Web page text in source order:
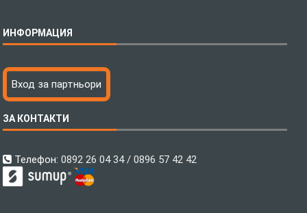
Бебешки спални комплекти
Тениски с пълноцветен печат
Хавлиени кърпи
Пончо за водни спортове
Микрофибърни Велурени Кърпи
Детски пончота
Тениски
ИНФОРМАЦИЯ
Технология на печатане
Файлове за печат
Как да поръчам?
С какво сме различни?
Контакти
Общи Условия
Вход за партньори
ЗА КОНТАКТИ
Телефон:0892 26 04 34 / 0896 57 42 42